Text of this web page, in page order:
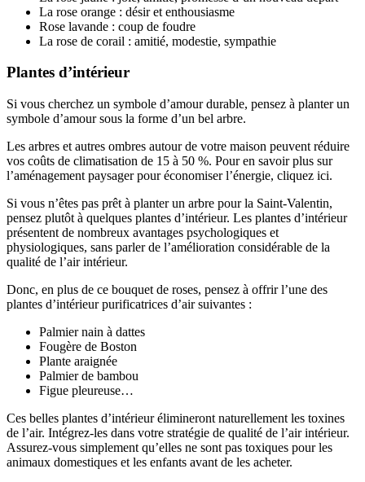
La rose orange : désir et enthousiasme
Rose lavande : coup de foudre
La rose de corail : amitié, modestie, sympathie
Plantes d’intérieur
Si vous cherchez un symbole d’amour durable, pensez à planter un
symbole d’amour sous la forme d’un bel arbre.
Les arbres et autres ombres autour de votre maison peuvent réduire
vos coûts de climatisation de 15 à 50 %. Pour en savoir plus sur
l’aménagement paysager pour économiser l’énergie, cliquez ici.
Si vous n’êtes pas prêt à planter un arbre pour la Saint-Valentin,
pensez plutôt à quelques plantes d’intérieur. Les plantes d’intérieur
présentent de nombreux avantages psychologiques et
physiologiques, sans parler de l’amélioration considérable de la
qualité de l’air intérieur.
Donc, en plus de ce bouquet de roses, pensez à offrir l’une des
plantes d’intérieur purificatrices d’air suivantes :
Palmier nain à dattes
Fougère de Boston
Plante araignée
Palmier de bambou
Figue pleureuse…
Ces belles plantes d’intérieur élimineront naturellement les toxines
de l’air. Intégrez-les dans votre stratégie de qualité de l’air intérieur.
Assurez-vous simplement qu’elles ne sont pas toxiques pour les
animaux domestiques et les enfants avant de les acheter.